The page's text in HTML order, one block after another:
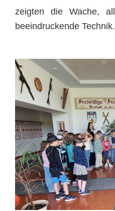
zeigten die Wache,
beeindruckende Technik.